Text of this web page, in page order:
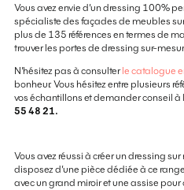
Vous avez envie d’un dressing 100%
spécialiste des façades de meubles
plus de 135 références en termes de
trouver les portes de dressing sur-
N’hésitez pas à consulterle catalogue
bonheur. Vous hésitez entre plusieurs
vos échantillons et demander conseil à
55 48 21.
Vous avez réussi à créer un dressing sur
disposez d’une pièce dédiée à ce
avec un grand miroir et une assise